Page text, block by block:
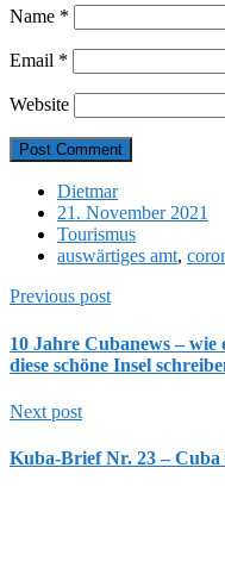
Name *
Email *
Website
Dietmar
21. November 2021
Tourismus
auswärtiges amt,
Previous post
10 Jahre Cubanews – wie
diese schöne Insel
Next post
Kuba-Brief Nr. 23 –